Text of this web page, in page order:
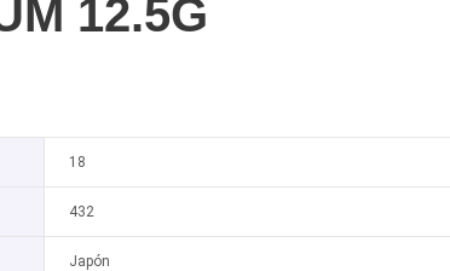
12.5G
18
432
Japón